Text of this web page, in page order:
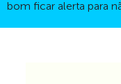
bom ficar alerta para